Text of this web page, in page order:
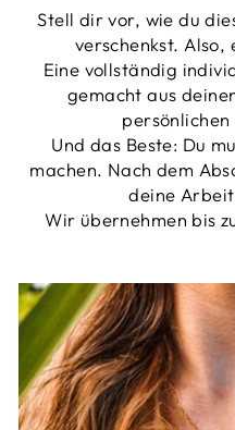
Stell dir vor, wie du
verschenkst. Also,
Eine vollständig
gemacht aus
Und das Beste: Du
machen. Nach dem
deine
Wir übernehmen bis